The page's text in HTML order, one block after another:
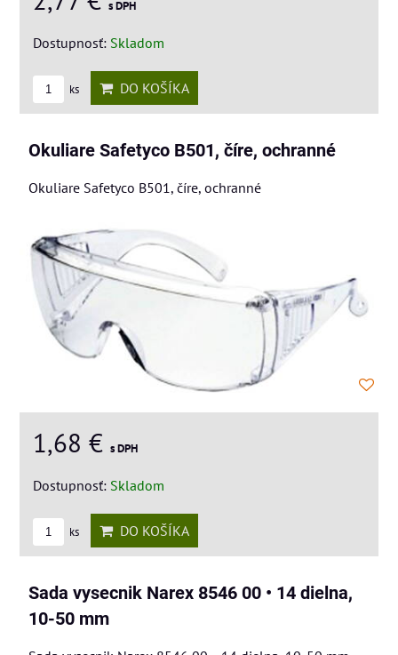
s DPH
Dostupnosť: Skladom
ks DO KOŠÍKA
Okuliare Safetyco B501, číre, ochranné
Okuliare Safetyco B501, číre, ochranné
1,68 € s DPH
Dostupnosť: Skladom
ks DO KOŠÍKA
Sada vysecnik Narex 8546 00 • 14 dielna,
10-50 mm